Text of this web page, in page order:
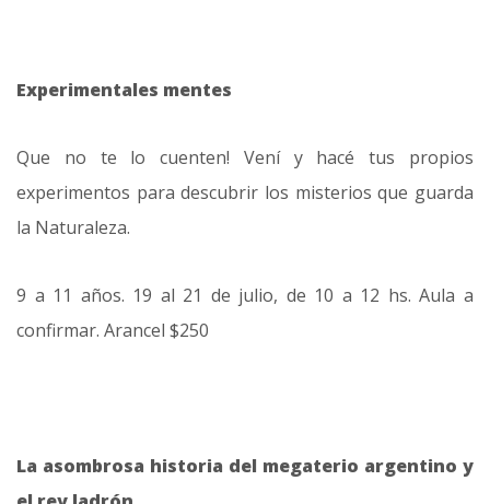
Experimentales mentes
Que no te lo cuenten! Vení y hacé tus propios
experimentos para descubrir los misterios que guarda
la Naturaleza.
9 a 11 años. 19 al 21 de julio, de 10 a 12 hs. Aula a
confirmar. Arancel $250
La asombrosa historia del megaterio argentino y